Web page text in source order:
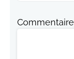
Commentaire